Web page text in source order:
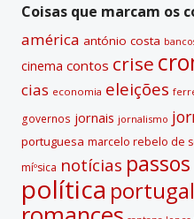
Coisas que marcam os
américa antónio costa
cinema contos crise
cias economia eleições
governos jornais jornalismo
portuguesa marcelo rebelo de
míºsica notí­cias
polí­tica portugal